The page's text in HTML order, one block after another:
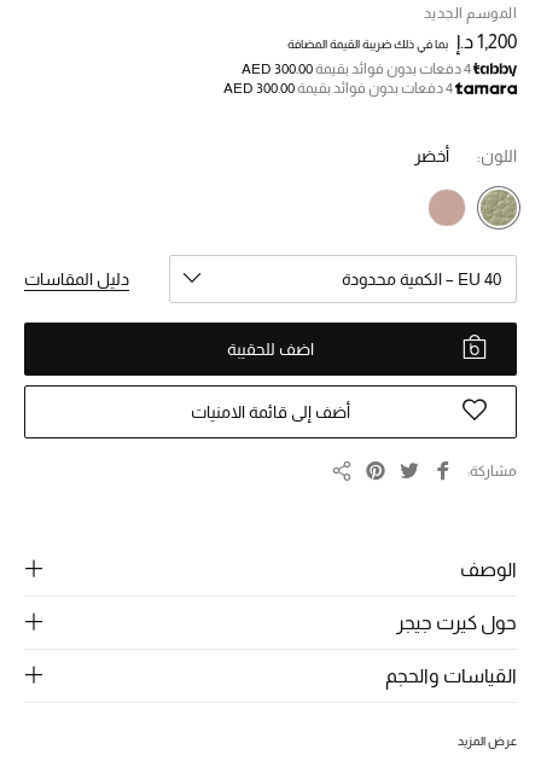
تسوقوا الآن
ما وصلنا حديثاً
ما وصلنا حديثاً
الموسم الجديد
النساء
الحقائب النسائية
أحذية النسائية
الأطفال
مستلزمات المنزل
المجوهرات
الموسم الجديد
1,200 د.إ بما في ذلك ضريبة القيمة المضافة
4 دفعات بدون فوائد بقيمة
AED 300.00
4 دفعات بدون فوائد بقيمة
AED 300.00
اللون: أخضر
EU 40 – الكمية محدودة دليل المقاسات
اضف للحقيبة
أضف إلى قائمة الامنيات
مشاركة
الوصف
حول كيرت جيجر
القياسات والحجم
عرض المزيد